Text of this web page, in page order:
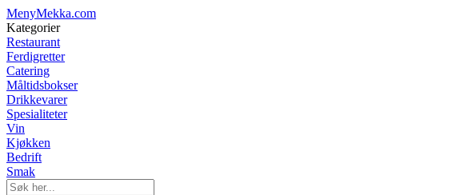
MenyMekka.com
Kategorier
Restaurant
Ferdigretter
Catering
Måltidsbokser
Drikkevarer
Spesialiteter
Vin
Kjøkken
Bedrift
Smak